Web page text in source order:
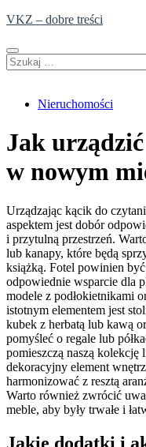
Skip
content
VKZ – dobre treści
Szukaj:
Nieruchomości
Jak
w nowym
Urządzając kącik do
aspektem jest dobór
i przytulną przestrzeń.
lub kanapy, które będą
książką. Fotel powinien
odpowiednie wsparcie dla
modele z podłokietnikami
istotnym elementem jest
kubek z herbatą lub kawą
pomyśleć o regale lub
pomieszczą naszą kolekcję
dekoracyjny element
harmonizować z resztą
Warto również zwrócić
meble, aby były trwałe i
Jakie dodatki i